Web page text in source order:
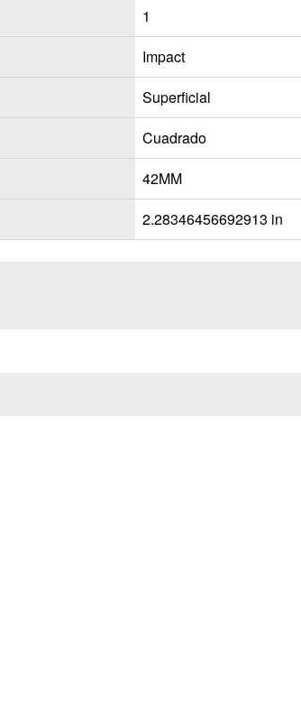
1
Impact
Superficial
Cuadrado
42MM
2.28346456692913 in